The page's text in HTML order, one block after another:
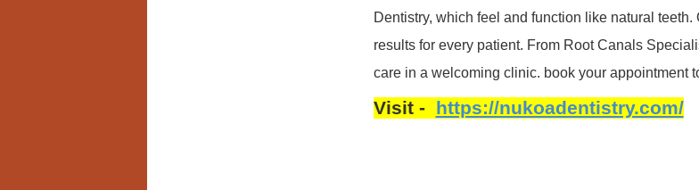
Dentistry, which feel and function like natural
results for every patient. From Root Canals
care in a welcoming clinic. book your appointment
Visit - https://nukoadentistry.com/